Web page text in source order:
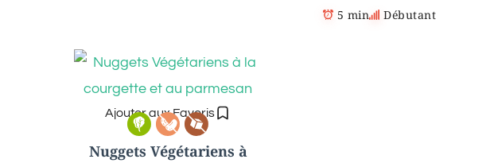
5 min Débutant
Ajouter aux Favoris
Nuggets Végétariens à